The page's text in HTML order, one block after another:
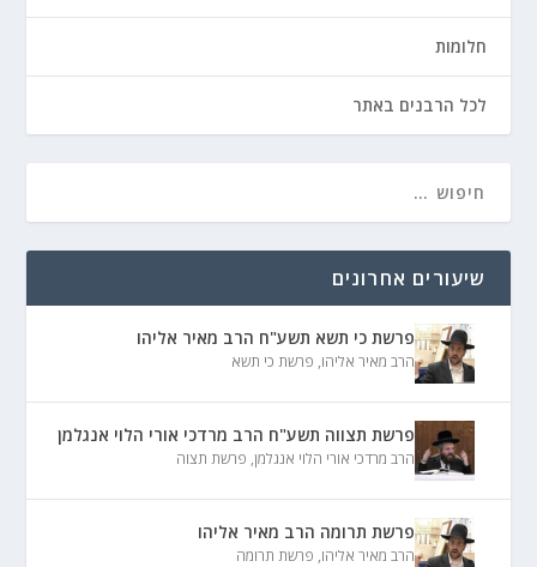
חלומות
לכל הרבנים באתר
שיעורים אחרונים
פרשת כי תשא תשע"ח הרב מאיר אליהו
הרב מאיר אליהו, פרשת כי תשא
פרשת תצווה תשע"ח הרב מרדכי אורי הלוי אנגלמן
הרב מרדכי אורי הלוי אנגלמן, פרשת תצוה
פרשת תרומה הרב מאיר אליהו
הרב מאיר אליהו, פרשת תרומה